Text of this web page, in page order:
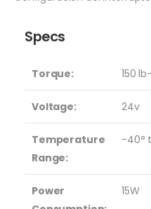
Specs
Torque: 150
Voltage: 24v
Temperature
Range:
-40°
Power
15W